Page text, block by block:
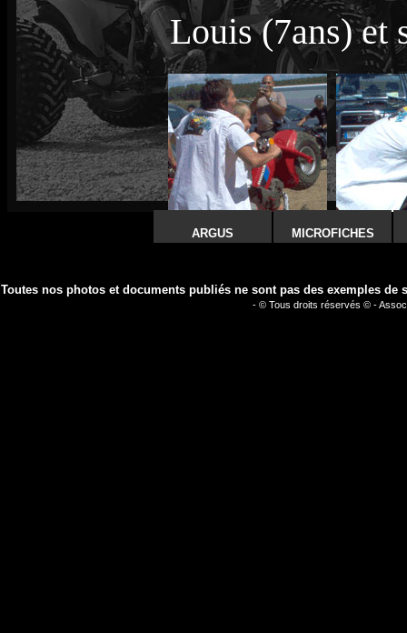
Louis (7ans) et
ARGUS MICROFICHES
Toutes nos photos et documents publiés ne sont pas des exemples
- © Tous droits réservés © -